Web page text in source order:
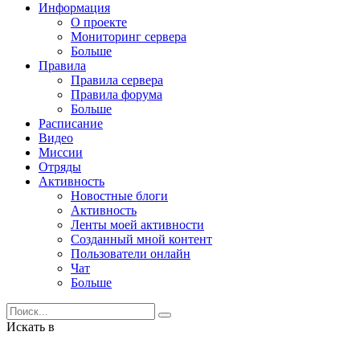
Информация
О проекте
Мониторинг сервера
Больше
Правила
Правила сервера
Правила форума
Больше
Расписание
Видео
Миссии
Отряды
Активность
Новостные блоги
Активность
Ленты моей активности
Созданный мной контент
Пользователи онлайн
Чат
Больше
Искать в